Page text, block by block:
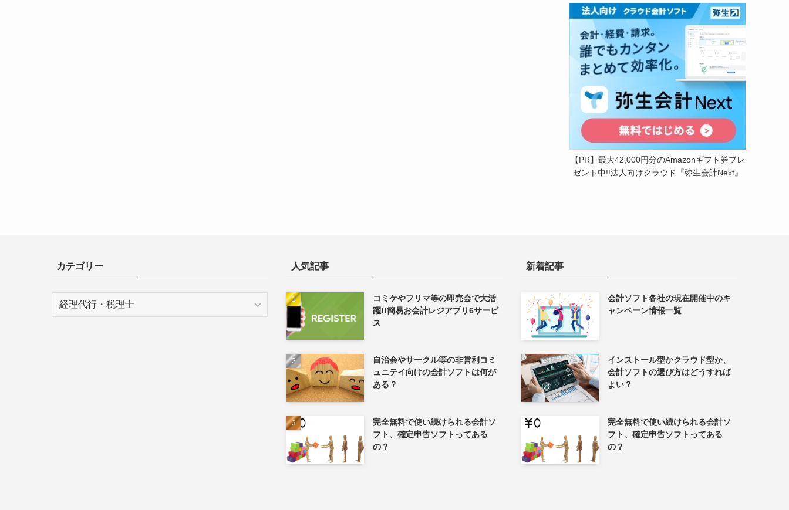
【PR】最大42,000円分のAmazonギフト券プレ
ゼント中!!法人向けクラウド『弥生会計Next』
カテゴリー 人気記事
コミケやフリマ等の即売会で大活
躍!!簡易お会計レジアプリ6サービ
ス
自治会やサークル等の非営利コミ
ュニテイ向けの会計ソフトは何が
ある？
完全無料で使い続けられる会計ソ
フト、確定申告ソフトってある
の？
新着記事
会計ソフト各社の現在開催中のキ
ャンペーン情報一覧
インストール型かクラウド型か、
会計ソフトの選び方はどうすれば
よい？
完全無料で使い続けられる会計ソ
フト、確定申告ソフトってある
の？